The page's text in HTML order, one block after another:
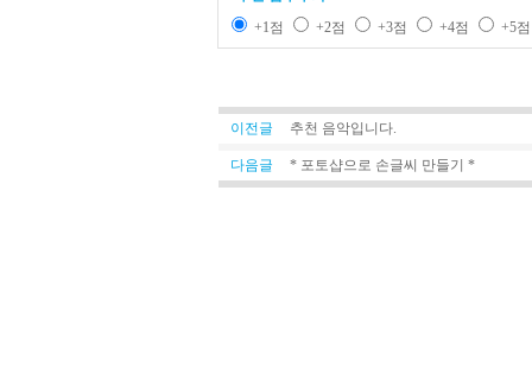
+1점
+2점 +3점 +4점 +5
이전글 추천 음악입니다.
다음글 * 포토샵으로 손글씨 만들기 *